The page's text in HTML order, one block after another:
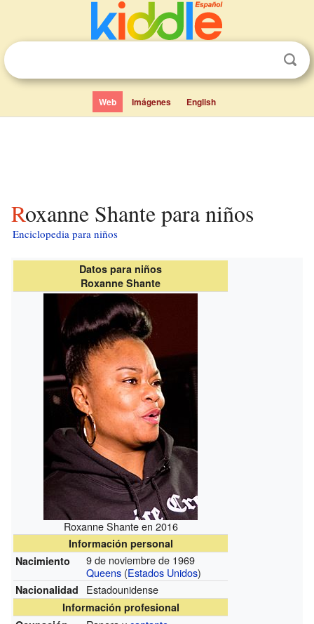
Web Imágenes English
Roxanne Shante para niños
Enciclopedia para niños
Datos para niños
Roxanne Shante
Roxanne Shante en 2016
Información personal
Nacimiento
9 de noviembre de 1969
Queens (Estados Unidos)
Nacionalidad Estadounidense
Información profesional